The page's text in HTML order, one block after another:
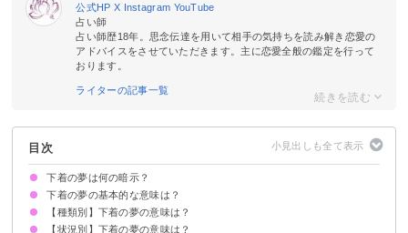
公式HP X Instagram YouTube
占い師
占い師歴18年。思念伝達を用いて相手の気持ちを読み解き恋愛の
アドバイスをさせていただきます。主に恋愛全般の鑑定を行って
おります。
ライターの記事一覧
目次
下着の夢は何の暗示？
下着の夢の基本的な意味は？
①知られたくない秘密の象徴
②性的欲求の暗示
状況によって意味が決まる
【種類別】下着の夢の意味は？
パンツの夢【願望夢】
ブラジャーの夢【吉夢】
キャミソールの夢【吉夢】
ガードルの夢【警告夢】
【状況別】下着の夢の意味は？